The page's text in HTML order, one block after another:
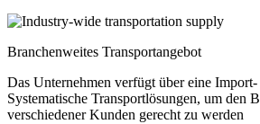
Branchenweites Transportangebot
Das Unternehmen verfügt über eine
Systematische Transportlösungen, um den
verschiedener Kunden gerecht zu werden